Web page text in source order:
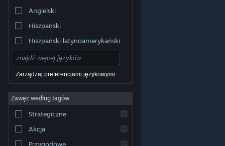
© Valve Corporation. Wszelkie prawa zastrzeżone.
właścicieli w Stanach Zjednoczonych i innych krajach.
dostępu
Umowa użytkownika Steam
pieniędzy |Ciasteczka
Angielski
Hiszpański
Hiszpański latynoamerykański
Zarządzaj preferencjami językowymi
Zawęź według tagów
Strategiczne
Akcja
Przygodowe